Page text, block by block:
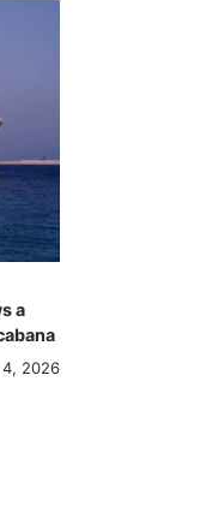
nova
para
offline
a
2026